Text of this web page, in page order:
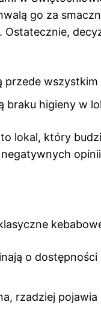
go za
Ostatecznie,
wszystkim
higieny w
to lokal, który
o
rzadziej